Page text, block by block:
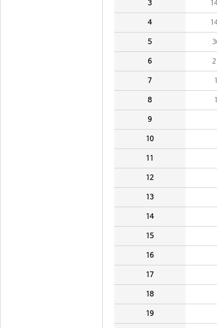
3
4
5
6
7
8
9
10
11
12
13
14
15
16
17
18
19